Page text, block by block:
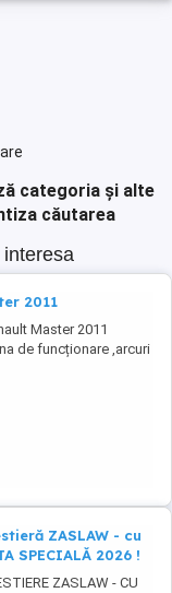
categoria și alte
căutarea
2011
Master 2011
de funcționare ,arcuri
2027.Asigurarea
ZASLAW - cu
SPECIALĂ 2026 !
ZASLAW - CU